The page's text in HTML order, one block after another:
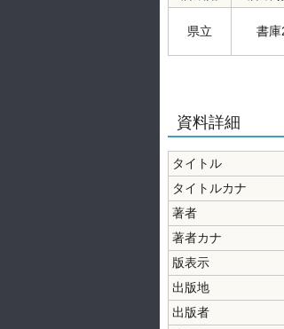
県立 書庫
資料詳細
タイトル
タイトルカナ
著者
著者カナ
版表示
出版地
出版者